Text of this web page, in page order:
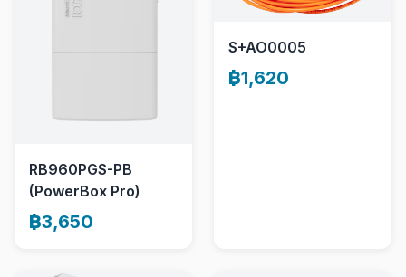
RB960PGS-PB
(PowerBox Pro)
฿3,650
S+AO0005
฿1,620